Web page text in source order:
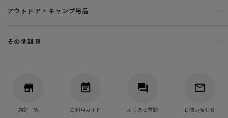
アウトドア・キャンプ用品
その他雑貨
店舗一覧 ご利用ガイド よくある質問 お問い合わせ